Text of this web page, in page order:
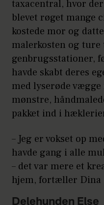
taxacentral, hvor
blevet røget mange
kostede mor og
malerkosten og
genbrugsstationer,
havde skabt deres
med lyserøde
mønstre,
pakket ind i
– Jeg er vokset op
havde gang i alle
– det var mere et
hjem, fortæller Dina
Delehunden Else